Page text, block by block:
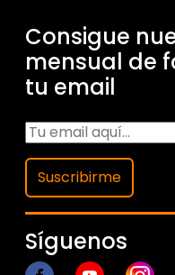
Consigue
mensual de
tu email
Suscribirme
Síguenos